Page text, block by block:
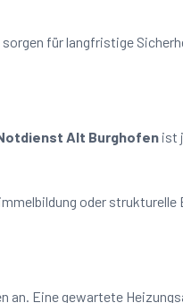
sorgen für langfristige
Alt Burghofen ist
oder strukturelle
Eine gewartete